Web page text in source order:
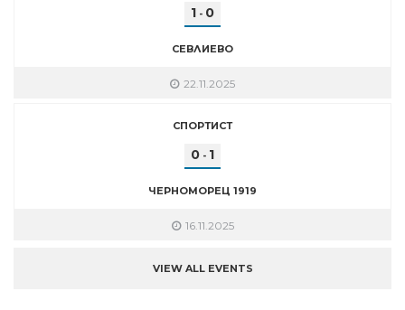
1 - 0
СЕВЛИЕВО
22.11.2025
СПОРТИСТ
0 - 1
ЧЕРНОМОРЕЦ 1919
16.11.2025
VIEW ALL EVENTS